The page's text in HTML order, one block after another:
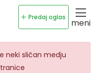
Predaj oglas
meni
neki sličan medju